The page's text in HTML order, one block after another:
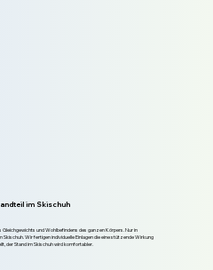
im Skischuh
Gleichgewichts und Wohlbefindens des ganzen Körpers. Nur in
Skischuh. Wir fertigen individuelle Einlagen die eine stützende Wirkung
der Stand im Skischuh wird komfortabler.